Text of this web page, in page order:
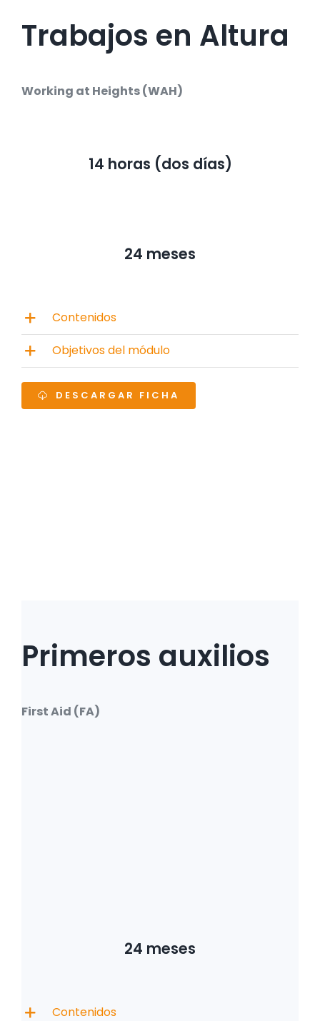
Trabajos en Altura
Working at Heights (WAH)
14 horas (dos días)
24 meses
Contenidos
Objetivos del módulo
DESCARGAR FICHA
Primeros auxilios
First Aid (FA)
24 meses
Contenidos